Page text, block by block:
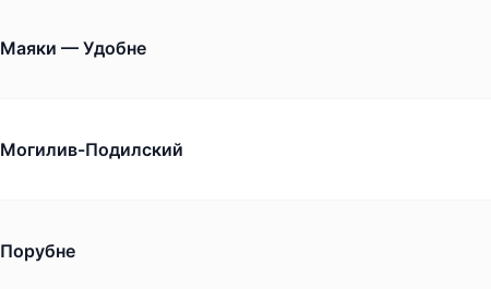
Маяки — Удобне
Могилив-Подилский
Порубне